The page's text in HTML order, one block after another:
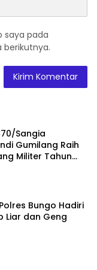
saya pada
berikutnya.
Sangia
Gumilang Raih
Militer Tahun
Bungo Hadiri
Liar dan Geng